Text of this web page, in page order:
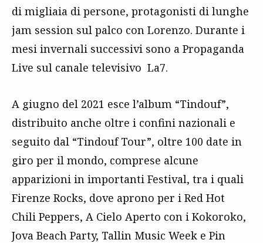
di migliaia di persone, protagonisti di lunghe
jam session sul palco con Lorenzo. Durante i
mesi invernali successivi sono a Propaganda
Live sul canale televisivo La7.
A giugno del 2021 esce l’album “Tindouf”,
distribuito anche oltre i confini nazionali e
seguito dal “Tindouf Tour”, oltre 100 date in
giro per il mondo, comprese alcune
apparizioni in importanti Festival, tra i quali
Firenze Rocks, dove aprono per i Red Hot
Chili Peppers, A Cielo Aperto con i Kokoroko,
Jova Beach Party, Tallin Music Week e Pin